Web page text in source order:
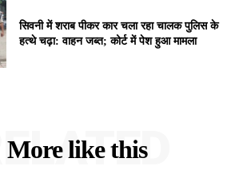
सिवनी में शराब पीकर कार चला रहा चालक पुलिस के
हत्थे चढ़ा: वाहन जब्त; कोर्ट में पेश हुआ मामला
More like this
RELATED